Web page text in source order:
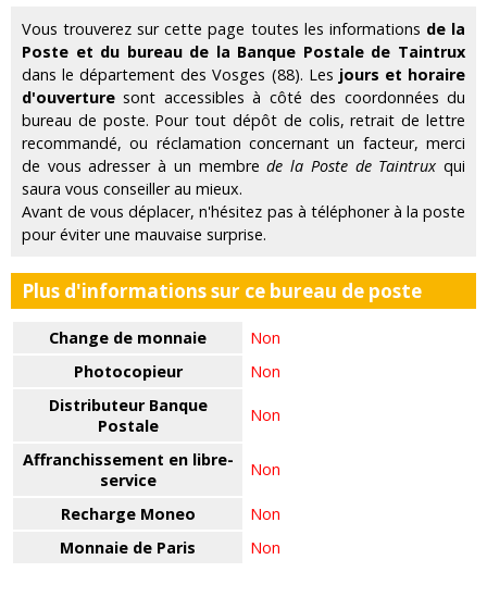
Vous trouverez sur cette page toutes les informations de la
Poste et du bureau de la Banque Postale de Taintrux
dans le département des Vosges (88). Les jours et horaire
d'ouverture sont accessibles à côté des coordonnées du
bureau de poste. Pour tout dépôt de colis, retrait de lettre
recommandé, ou réclamation concernant un facteur, merci
de vous adresser à un membrede la Poste de Taintrux qui
saura vous conseiller au mieux.
Avant de vous déplacer, n'hésitez pas à téléphoner à la poste
pour éviter une mauvaise surprise.
Plus d'informations sur ce bureau de poste
Change de monnaie
Non
Photocopieur
Non
Distributeur Banque
Postale
Non
Affranchissement en libre-
service
Non
Recharge Moneo
Non
Monnaie de Paris
Non